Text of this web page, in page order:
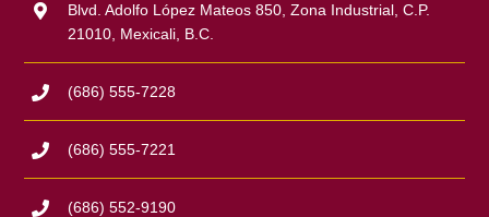
Blvd. Adolfo López Mateos 850, Zona Industrial, C.P.
21010, Mexicali, B.C.
(686) 555-7228
(686) 555-7221
(686) 552-9190